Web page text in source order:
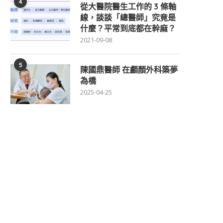
4
從大醫院醫生工作的 3 條軸
線，談談「總醫師」究竟是
什麼？平常到底都在幹麻？
2021-09-08
5
陳國鼎醫師 在顱顏外科築夢
為橋
2025-04-25